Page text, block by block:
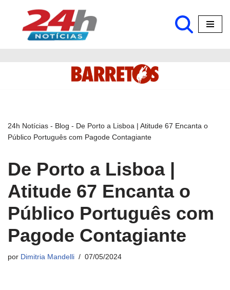
Pular
24h Notícias - Blog - De Porto a Lisboa | Atitude 67 Encanta o
Público Português com Pagode Contagiante
De Porto a Lisboa |
Atitude 67 Encanta o
Público Português com
Pagode Contagiante
por Dimitria Mandelli 07/05/2024